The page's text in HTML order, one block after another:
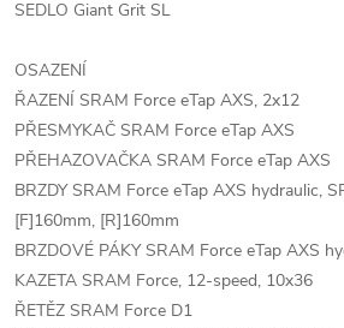
SEDLO Giant Grit SL
OSAZENÍ
ŘAZENÍ SRAM Force eTap AXS, 2x12
PŘESMYKAČ SRAM Force eTap AXS
PŘEHAZOVAČKA SRAM Force eTap AXS
BRZDY SRAM Force eTap AXS hydraulic,
[F]160mm, [R]160mm
BRZDOVÉ PÁKY SRAM Force eTap AXS
KAZETA SRAM Force, 12-speed, 10x36
ŘETĚZ SRAM Force D1